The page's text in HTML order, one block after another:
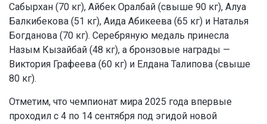
Сабырхан (70 кг), Айбек Оралбай (свыше 90 кг), Алуа
Балкибекова (51 кг), Аида Абикеева (65 кг) и Наталья
Богданова (70 кг). Серебряную медаль принесла
Назым Кызайбай (48 кг), а бронзовые награды —
Виктория Графеева (60 кг) и Елдана Талипова (свыше
80 кг).
Отметим, что чемпионат мира 2025 года впервые
проходил с 4 по 14 сентября под эгидой новой